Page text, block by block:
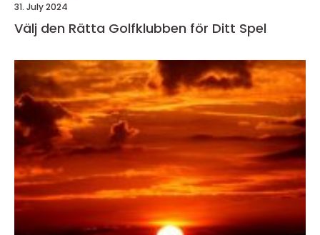
31. July 2024
Välj den Rätta Golfklubben för Ditt Spel